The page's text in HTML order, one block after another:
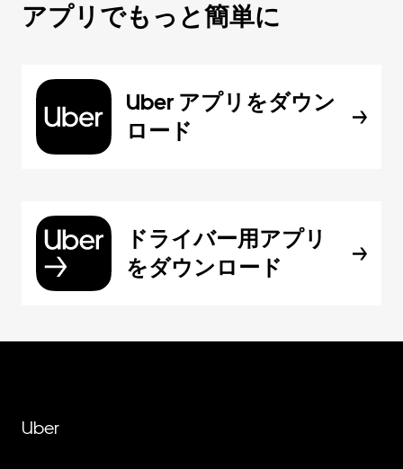
アプリでもっと簡単に
Uber アプリをダウン
ロード
ドライバー用アプリ
をダウンロード
Uber